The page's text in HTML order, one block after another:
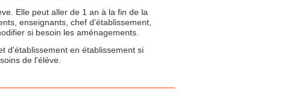
Elle peut aller de 1 an à la fin de la
enseignants, chef d'établissement,
si besoin les aménagements.
d'établissement en établissement si
de l'élève.